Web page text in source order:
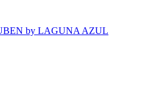
by LAGUNA AZUL